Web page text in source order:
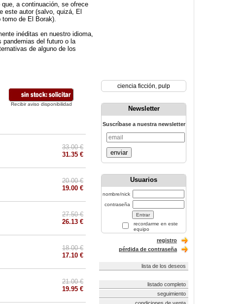
a continuación, se ofrece
este autor (salvo, quizá, El
tomo de El Borak).
inéditas en nuestro idioma,
del futuro o la
de alguno de los
Recibir aviso disponibilidad
33.00 €
31.35 €
20.00 €
19.00 €
27.50 €
26.13 €
18.00 €
17.10 €
21.00 €
19.95 €
ciencia ficción, pulp
Newsletter
Suscríbase a nuestra newsletter
enviar
Usuarios
nombre/nick
contraseña
recordarme en este
equipo
registro
pérdida de contraseña
lista de los deseos
listado completo
seguimiento